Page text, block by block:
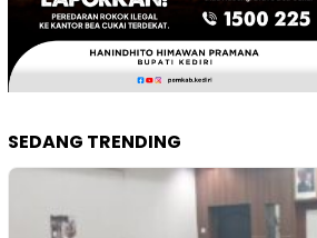
SEDANG TRENDING